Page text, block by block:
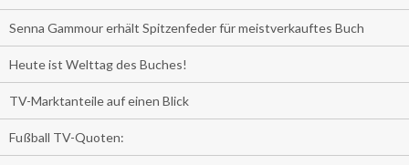
Senna Gammour erhält Spitzenfeder für meistverkauftes Buch
Heute ist Welttag des Buches!
TV-Marktanteile auf einen Blick
Fußball TV-Quoten: